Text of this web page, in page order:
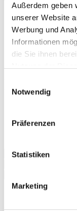
Außerdem geben
unserer Website
Werbung und
Informationen
die Sie ihnen
Notwendig
Präferenzen
Statistiken
Marketing
Konto
Meine Favoriten
Meine
Meine
Meine
Abmelden
Meine
Favoritenliste teilen
Die Favoritenliste ist